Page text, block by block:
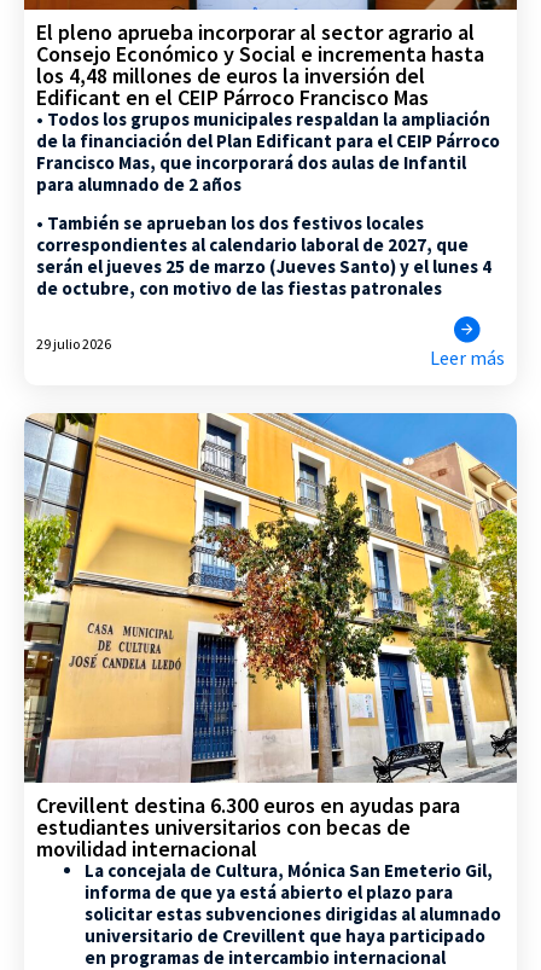
El pleno aprueba incorporar al sector agrario al
Consejo Económico y Social e incrementa hasta
los 4,48 millones de euros la inversión del
Edificant en el CEIP Párroco Francisco Mas
• Todos los grupos municipales respaldan la ampliación
de la financiación del Plan Edificant para el CEIP Párroco
Francisco Mas, que incorporará dos aulas de Infantil
para alumnado de 2 años
• También se aprueban los dos festivos locales
correspondientes al calendario laboral de 2027, que
serán el jueves 25 de marzo (Jueves Santo) y el lunes 4
de octubre, con motivo de las fiestas patronales
29 julio 2026
Leer más
Crevillent destina 6.300 euros en ayudas para
estudiantes universitarios con becas de
movilidad internacional
La concejala de Cultura, Mónica San Emeterio Gil,
informa de que ya está abierto el plazo para
solicitar estas subvenciones dirigidas al alumnado
universitario de Crevillent que haya participado
en programas de intercambio internacional